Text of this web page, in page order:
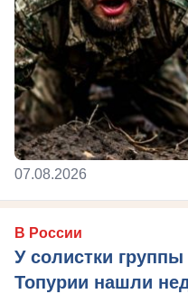
07.08.2026
В России
У солистки
Топурии нашли